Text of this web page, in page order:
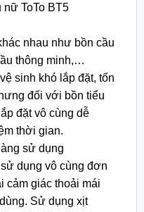
ToTo BT5
nhau như bồn cầu
thông minh,…
sinh khó lắp đặt, tốn
đối với bồn tiểu
đặt vô cùng dễ
thời gian.
sử dụng
dụng vô cùng đơn
cảm giác thoải mái
Sử dụng xịt